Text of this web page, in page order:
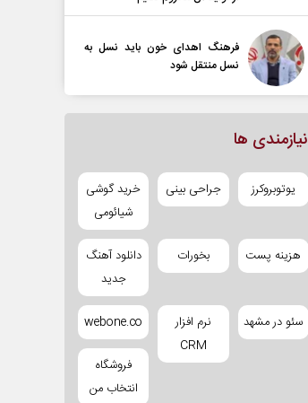
فرهنگ اهدای خون باید نسل به
نسل منتقل شود
نیازمندی ها
یوتوبروکرز جراحی بینی
خرید گوشی
شیائومی
هزینه پست بخورات
دانلود آهنگ
جدید
سئو در مشهد
نرم افزار
CRM
webone.co
فروشگاه
انتخاب من